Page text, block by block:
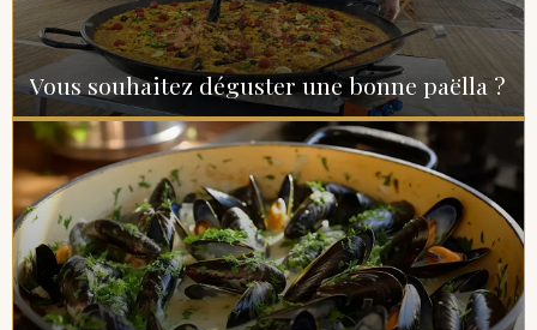
Vous souhaitez déguster une bonne paëlla ?
L’Axoa Basque